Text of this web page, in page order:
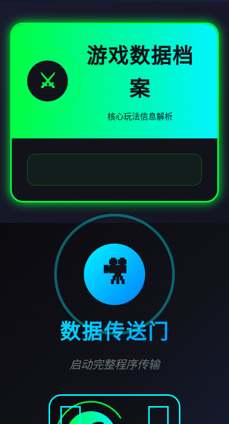
⚔️
游戏数据档
案
核心玩法信息解析
🎥
数据传送门
启动完整程序传输